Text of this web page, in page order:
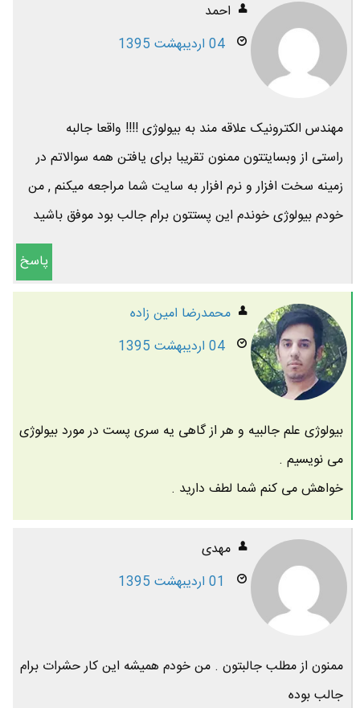
احمد
04 اردیبهشت 1395
مهندس الکترونیک علاقه مند به بیولوژی !!!! واقعا جالبه
راستی از وبسایتتون ممنون تقریبا برای یافتن همه سوالاتم در
زمینه سخت افزار و نرم افزار به سایت شما مراجعه میکنم , من
خودم بیولوژی خوندم این پستتون برام جالب بود موفق باشید
پاسخ
محمدرضا امين زاده
04 اردیبهشت 1395
بیولوژی علم جالبیه و هر از گاهی یه سری پست در مورد بیولوژی
می نویسیم .
خواهش می کنم شما لطف دارید .
مهدی
01 اردیبهشت 1395
ممنون از مطلب جالبتون . من خودم همیشه این کار حشرات برام
جالب بوده